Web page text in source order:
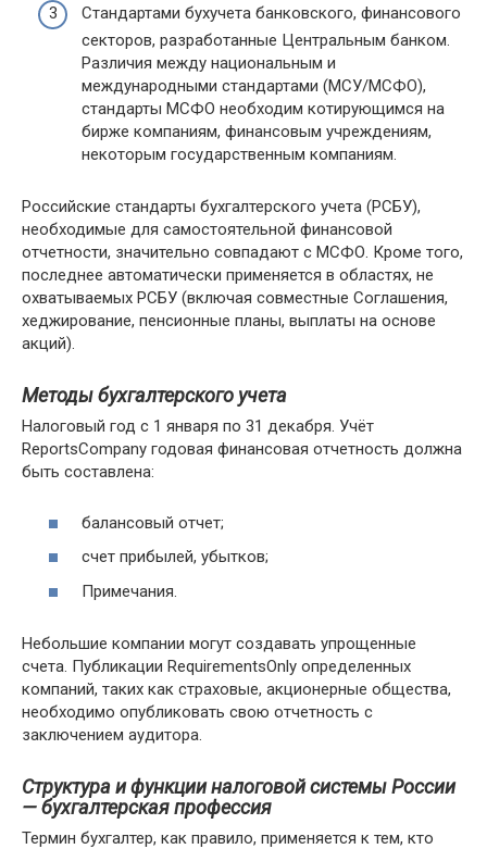
Стандартами бухучета банковского, финансового
секторов, разработанные Центральным банком.
Различия между национальным и
международными стандартами (МСУ/МСФО),
стандарты МСФО необходим котирующимся на
бирже компаниям, финансовым учреждениям,
некоторым государственным компаниям.
Российские стандарты бухгалтерского учета (РСБУ),
необходимые для самостоятельной финансовой
отчетности, значительно совпадают с МСФО. Кроме того,
последнее автоматически применяется в областях, не
охватываемых РСБУ (включая совместные Соглашения,
хеджирование, пенсионные планы, выплаты на основе
акций).
Методы бухгалтерского учета
Налоговый год с 1 января по 31 декабря. Учёт
ReportsCompany годовая финансовая отчетность должна
быть составлена:
балансовый отчет;
счет прибылей, убытков;
Примечания.
Небольшие компании могут создавать упрощенные
счета. Публикации RequirementsOnly определенных
компаний, таких как страховые, акционерные общества,
необходимо опубликовать свою отчетность с
заключением аудитора.
Структура и функции налоговой системы России
— бухгалтерская профессия
Термин бухгалтер, как правило, применяется к тем, кто